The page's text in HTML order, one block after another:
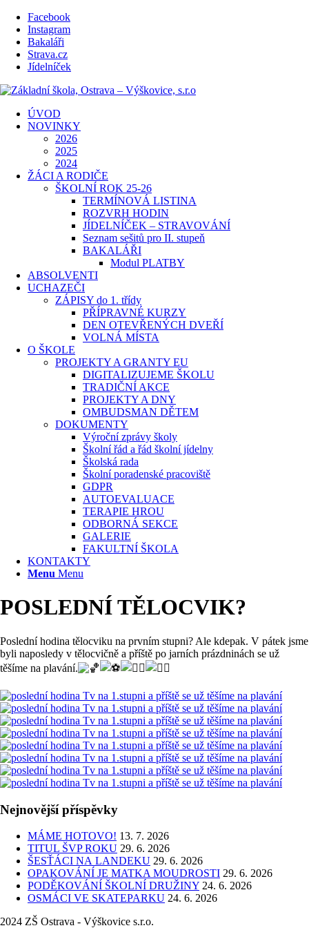
Facebook
Instagram
Bakaláři
Strava.cz
Jídelníček
ÚVOD
NOVINKY
2026
2025
2024
ŽÁCI A RODIČE
ŠKOLNÍ ROK 25-26
TERMÍNOVÁ LISTINA
ROZVRH HODIN
JÍDELNÍČEK – STRAVOVÁNÍ
Seznam sešitů pro II. stupeň
BAKALÁŘI
Modul PLATBY
ABSOLVENTI
UCHAZEČI
ZÁPISY do 1. třídy
PŘÍPRAVNÉ KURZY
DEN OTEVŘENÝCH DVEŘÍ
VOLNÁ MÍSTA
O ŠKOLE
PROJEKTY A GRANTY EU
DIGITALIZUJEME ŠKOLU
TRADIČNÍ AKCE
PROJEKTY A DNY
OMBUDSMAN DĚTEM
DOKUMENTY
Výroční zprávy školy
Školní řád a řád školní jídelny
Školská rada
Školní poradenské pracoviště
GDPR
AUTOEVALUACE
TERAPIE HROU
ODBORNÁ SEKCE
GALERIE
FAKULTNÍ ŠKOLA
KONTAKTY
Menu Menu
POSLEDNÍ TĚLOCVIK?
Poslední hodina tělocviku na prvním stupni? Ale kdepak. V pátek jsme
byli naposledy v tělocvičně a příště po jarních prázdninách se už
těšíme na plavání.
Nejnovější příspěvky
MÁME HOTOVO! 13. 7. 2026
TITUL ŠVP ROKU 29. 6. 2026
ŠESŤÁCI NA LANDEKU 29. 6. 2026
OPAKOVÁNÍ JE MATKA MOUDROSTI 29. 6. 2026
PODĚKOVÁNÍ ŠKOLNÍ DRUŽINY 24. 6. 2026
OSMÁCI VE SKATEPARKU 24. 6. 2026
2024 ZŠ Ostrava - Výškovice s.r.o.